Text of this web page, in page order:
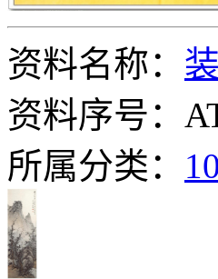
资料名称：
资料序号：
所属分类：